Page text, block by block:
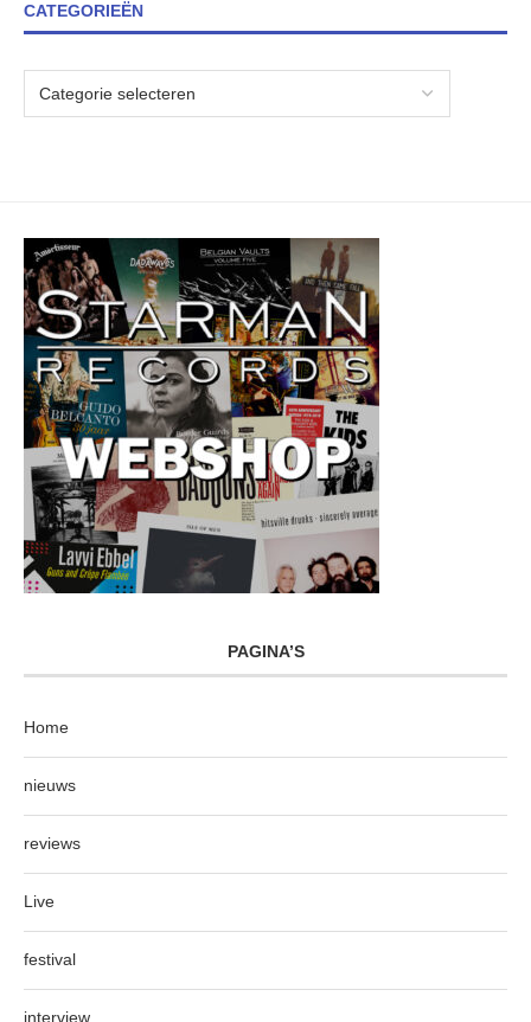
CATEGORIEËN
PAGINA’S
Home
nieuws
reviews
Live
festival
interview